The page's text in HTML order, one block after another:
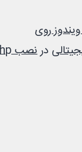
روی
در